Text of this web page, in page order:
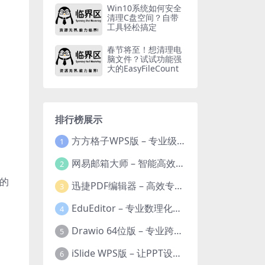
Win10系统如何安全
清理C盘空间？自带
工具轻松搞定
春节将至！想清理电
脑文件？试试功能强
大的EasyFileCount
排行榜展示
1 方方格子WPS版 – 专业级Excel/WPS表格效率增强插件
2 网易邮箱大师 – 智能高效的全平台邮箱管理专家
3 迅捷PDF编辑器 – 高效专业的PDF编辑与格式处理工具
4 EduEditor – 专业数理化公式与科学文档编辑器
5 Drawio 64位版 – 专业跨平台图表设计与协作工具
6 iSlide WPS版 – 让PPT设计效率提升10倍的专业插件